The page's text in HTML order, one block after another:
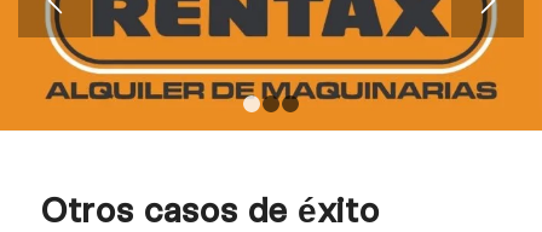
Otros casos de éxito